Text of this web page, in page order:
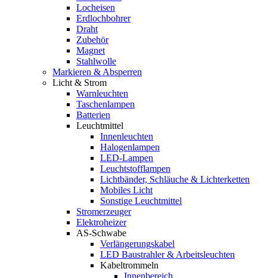
Locheisen
Erdlochbohrer
Draht
Zubehör
Magnet
Stahlwolle
Markieren & Absperren
Licht & Strom
Warnleuchten
Taschenlampen
Batterien
Leuchtmittel
Innenleuchten
Halogenlampen
LED-Lampen
Leuchtstofflampen
Lichtbänder, Schläuche & Lichterketten
Mobiles Licht
Sonstige Leuchtmittel
Stromerzeuger
Elektroheizer
AS-Schwabe
Verlängerungskabel
LED Baustrahler & Arbeitsleuchten
Kabeltrommeln
Innenbereich